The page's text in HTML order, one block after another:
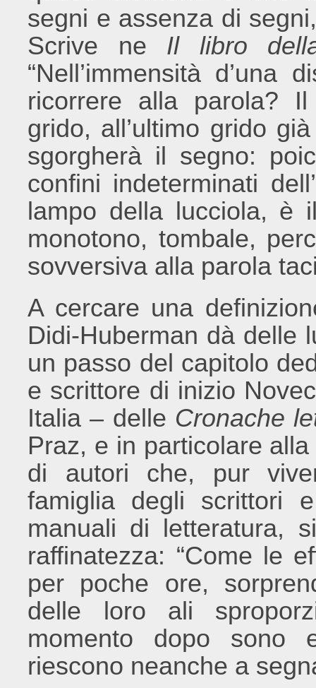
segni e assenza di
Scrive ne Il libro
“Nell’immensità d’una
ricorrere alla parola?
grido, all’ultimo grido
sgorgherà il segno:
confini indeterminati
lampo della lucciola, è
monotono, tombale,
sovversiva alla parola
A cercare una
Didi-Huberman dà delle
un passo del capitolo
e scrittore di inizio
Italia – delle Cronache
Praz, e in particolare
di autori che, pur
famiglia degli scrittori
manuali di letteratura,
raffinatezza: “Come le
per poche ore,
delle loro ali
momento dopo sono
riescono neanche a